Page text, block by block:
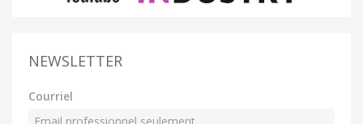
NEWSLETTER
Courriel